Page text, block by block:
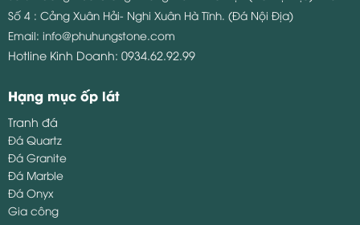
Số 4 : Cảng Xuân Hải- Nghi Xuân Hà Tĩnh. (Đá Nội Địa)
Email: info@phuhungstone.com
Hotline Kinh Doanh: 0934.62.92.99
Hạng mục ốp lát
Tranh đá
Đá Quartz
Đá Granite
Đá Marble
Đá Onyx
Gia công